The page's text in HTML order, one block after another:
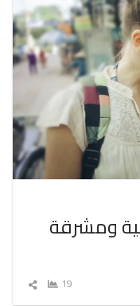
ومشرقة
19
شارك